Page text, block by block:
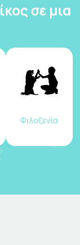
σε μια
Φιλοξενία